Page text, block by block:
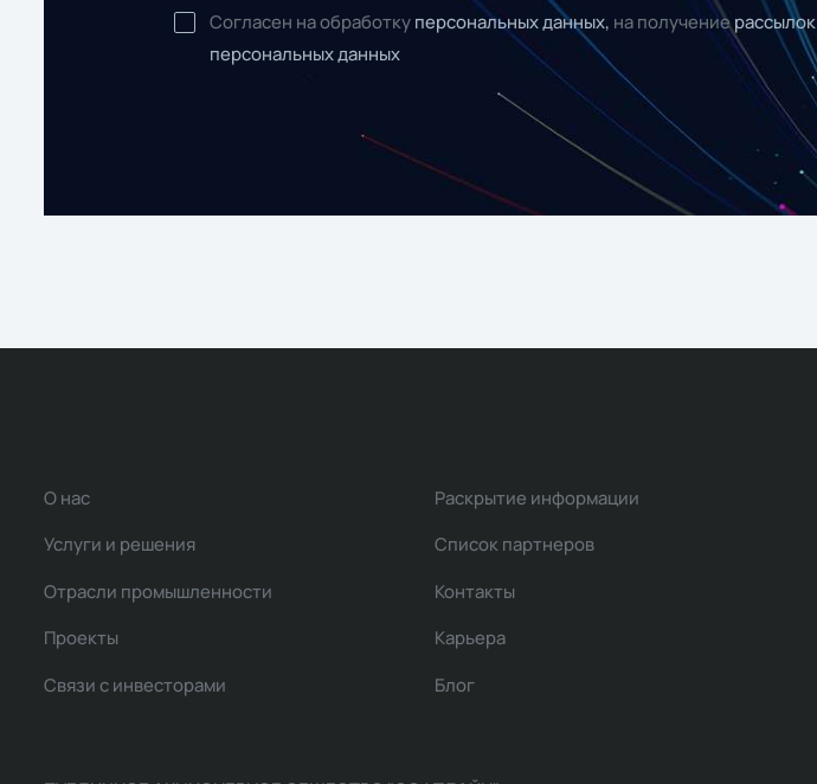
Согласен на обработку персональных данных, на получениерассылок
персональных данных
О нас
Услуги и решения
Отрасли промышленности
Проекты
Связи с инвесторами
Раскрытие информации
Список партнеров
Контакты
Карьера
Блог